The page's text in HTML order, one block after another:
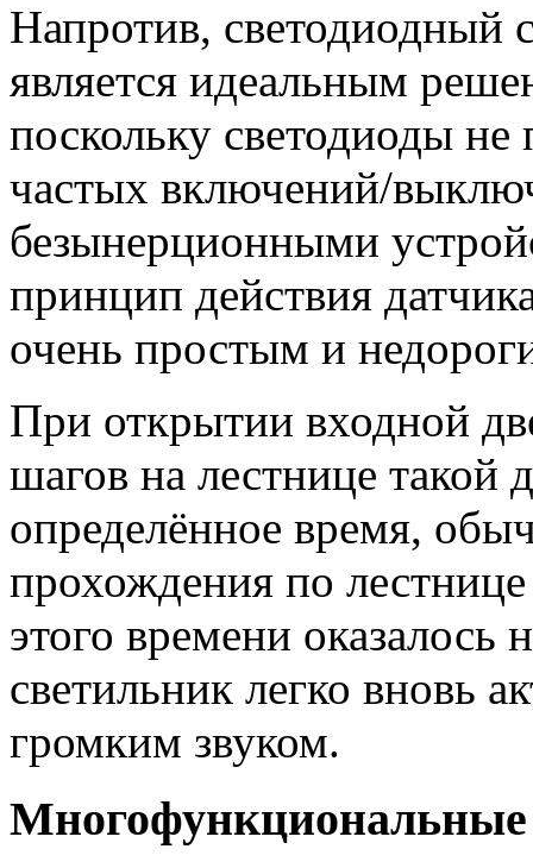
Напротив,
является идеальным
поскольку светодиоды
частых включений/
безынерционными
принцип действия
очень простым и
При открытии входной
шагов на лестнице такой
определённое время,
прохождения по
этого времени оказалось
светильник легко вновь
громким звуком.
Многофункциональные